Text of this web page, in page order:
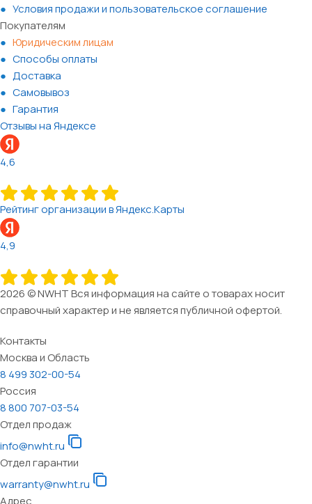
Условия продажи и пользовательское соглашение
Покупателям
Юридическим лицам
Способы оплаты
Доставка
Самовывоз
Гарантия
Отзывы на Яндексе
4,6
Рейтинг организации в Яндекс.Карты
4,9
2026 © NWHT Вся информация на сайте о товарах носит
справочный характер и не является публичной офертой.
Контакты
Москва и Область
8 499 302-00-54
Россия
8 800 707-03-54
Отдел продаж
info@nwht.ru
Отдел гарантии
warranty@nwht.ru